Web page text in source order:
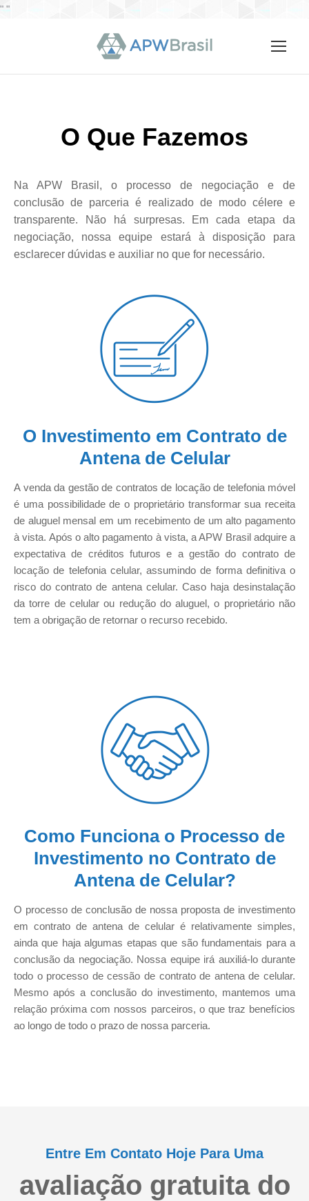
" "
O Que Fazemos
Na APW Brasil, o processo de negociação e de
conclusão de parceria é realizado de modo célere e
transparente. Não há surpresas. Em cada etapa da
negociação, nossa equipe estará à disposição para
esclarecer dúvidas e auxiliar no que for necessário.
O Investimento em Contrato de
Antena de Celular
A venda da gestão de contratos de locação de telefonia móvel
é uma possibilidade de o proprietário transformar sua receita
de aluguel mensal em um recebimento de um alto pagamento
à vista. Após o alto pagamento à vista, a APW Brasil adquire a
expectativa de créditos futuros e a gestão do contrato de
locação de telefonia celular, assumindo de forma definitiva o
risco do contrato de antena celular. Caso haja desinstalação
da torre de celular ou redução do aluguel, o proprietário não
tem a obrigação de retornar o recurso recebido.
Como Funciona o Processo de
Investimento no Contrato de
Antena de Celular?
O processo de conclusão de nossa proposta de investimento
em contrato de antena de celular é relativamente simples,
ainda que haja algumas etapas que são fundamentais para a
conclusão da negociação. Nossa equipe irá auxiliá-lo durante
todo o processo de cessão de contrato de antena de celular.
Mesmo após a conclusão do investimento, mantemos uma
relação próxima com nossos parceiros, o que traz benefícios
ao longo de todo o prazo de nossa parceria.
Entre Em Contato Hoje Para Uma
avaliação gratuita do